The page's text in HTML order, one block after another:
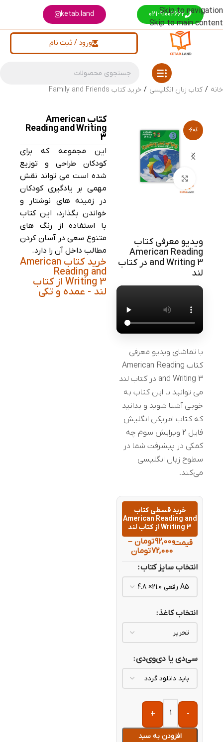
Skip to navigation
Skip to main content
021-91002662
ketab.land
ورود / ثبت نام
خانه / کتاب زبان انگلیسی / خرید کتاب Family and Friends
-60%
بزرگنمایی تصویر
ویدیو معرفی کتاب
American Reading
and Writing 3 در کتاب
لند
با تماشای ویدیو معرفی
کتاب American Reading
and Writing 3 در کتاب لند
می توانید با این کتاب به
خوبی آشنا شوید و بدانید
که کتاب امریکن انگلیش
فایل 2 ویرایش سوم چه
کمکی در پیشرفت شما در
سطوح زبان انگلیسی
می‌کند.
خرید قسطی کتاب
American Reading and
Writing 3 از کتاب لند
قیمت:92,000تومان –
72,000تومان
انتخاب سایز کتاب
انتخاب کاغذ
سی‌دی یا دی‌وی‌دی
-
+
افزودن به سبد
کتاب American
Reading and Writing
3
این مجموعه که برای
کودکان طراحی و توزیع
شده است می تواند نقش
مهمی بر یادگیری کودکان
در زمینه های نوشتار و
خواندن بگذارد، این کتاب
با استفاده از رنگ های
متنوع سعی در آسان کردن
مطالب داخل آن را دارد.
خرید کتاب American
Reading and
Writing 3 از کتاب
لند - عمده و تکی